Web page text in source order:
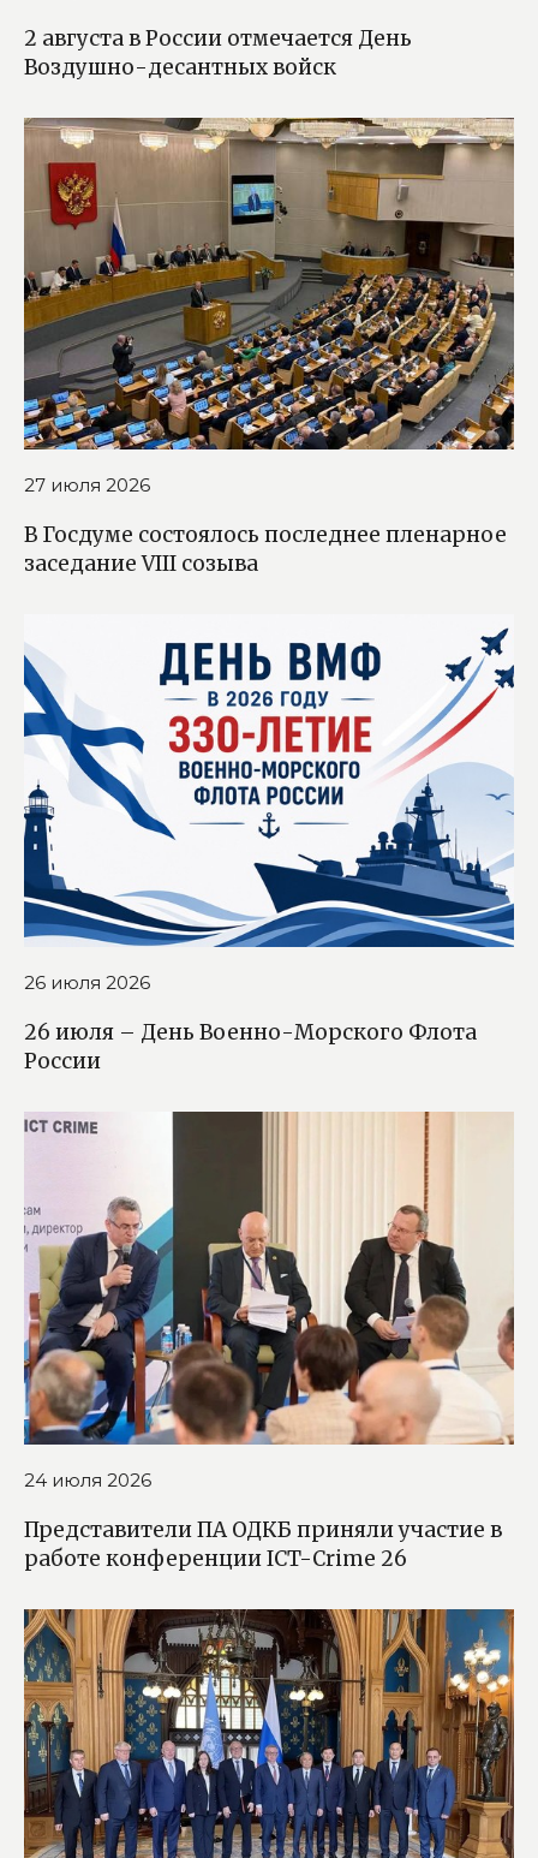
2 августа в России отмечается День
Воздушно-десантных войск
27 июля 2026
В Госдуме состоялось последнее пленарное
заседание VIII созыва
26 июля 2026
26 июля – День Военно-Морского Флота
России
24 июля 2026
Представители ПА ОДКБ приняли участие в
работе конференции ICT-Crime 26